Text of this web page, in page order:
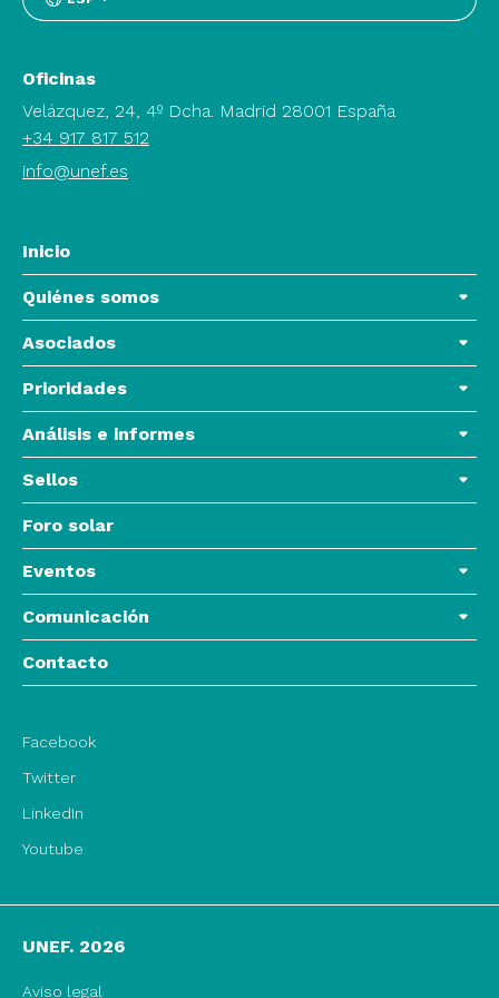
Oficinas
Velázquez, 24, 4º Dcha. Madrid 28001 España
+34 917 817 512
info@unef.es
Inicio
Quiénes somos
Asociados
Prioridades
Análisis e informes
Sellos
Foro solar
Eventos
Comunicación
Contacto
Facebook
Twitter
LinkedIn
Youtube
UNEF. 2026
Aviso legal